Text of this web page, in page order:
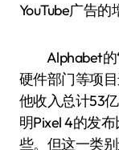
YouTube广告的
Alphabet的“
硬件部门等项
他收入总计53
明Pixel 4的发
些。但这一类